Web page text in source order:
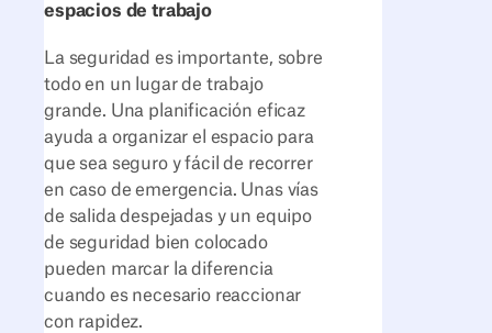
espacios de trabajo
La seguridad es importante, sobre
todo en un lugar de trabajo
grande. Una planificación eficaz
ayuda a organizar el espacio para
que sea seguro y fácil de recorrer
en caso de emergencia. Unas vías
de salida despejadas y un equipo
de seguridad bien colocado
pueden marcar la diferencia
cuando es necesario reaccionar
con rapidez.